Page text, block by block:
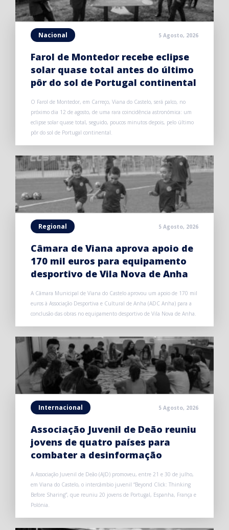
Nacional 5 Agosto, 2026
Farol de Montedor recebe eclipse
solar quase total antes do último
pôr do sol de Portugal continental
O Farol de Montedor, em Carreço, Viana do Castelo, será palco, no
próximo dia 12 de agosto, de uma rara coincidência astronómica: um
eclipse solar quase total, seguido, poucos minutos depois, pelo último
pôr do sol de Portugal continental.
Regional 5 Agosto, 2026
Câmara de Viana aprova apoio de
170 mil euros para equipamento
desportivo de Vila Nova de Anha
A Câmara Municipal de Viana do Castelo aprovou um apoio de 170 mil
euros à Associação Desportiva e Cultural de Anha (ADC Anha) para a
conclusão das obras no equipamento desportivo de Vila Nova de Anha.
Internacional 5 Agosto, 2026
Associação Juvenil de Deão reuniu
jovens de quatro países para
combater a desinformação
A Associação Juvenil de Deão (AJD) promoveu, entre 21 e 30 de julho,
em Viana do Castelo, o intercâmbio juvenil “Beyond Click: Thinking
Before Sharing”, que reuniu 20 jovens de Portugal, Espanha, França e
Polónia.